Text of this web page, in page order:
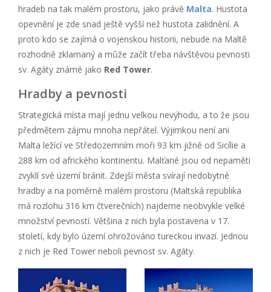
hradeb na tak malém prostoru, jako právě Malta. Hustota
opevnění je zde snad ještě vyšší než hustota zalidnění. A
proto kdo se zajímá o vojenskou historii, nebude na Maltě
rozhodně zklamaný a může začít třeba návštěvou pevnosti
sv. Agáty známé jako Red Tower.
Hradby a pevnosti
Strategická místa mají jednu velkou nevýhodu, a to že jsou
předmětem zájmu mnoha nepřátel. Výjimkou není ani
Malta ležící ve Středozemním moři 93 km jižně od Sicílie a
288 km od afrického kontinentu. Malťané jsou od nepaměti
zvyklí své území bránit. Zdejší města svírají nedobytné
hradby a na poměrně malém prostoru (Maltská republika
má rozlohu 316 km čtverečních) najdeme neobvykle velké
množství pevností. Většina z nich byla postavena v 17.
století, kdy bylo území ohrožováno tureckou invazí. Jednou
z nich je Red Tower neboli pevnost sv. Agáty.